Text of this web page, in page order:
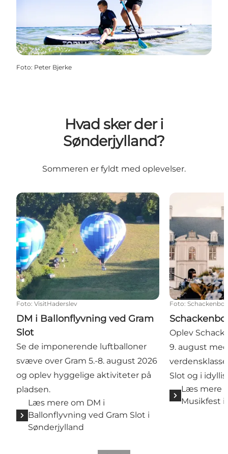
Foto: Peter Bjerke
Hvad sker der i
Sønderjylland?
Sommeren er fyldt med oplevelser.
DM i Ballonflyvning ved Gram Slot
Foto: VisitHaderslev
DM i Ballonflyvning ved Gram
Slot
Se de imponerende luftballoner
svæve over Gram 5.-8. august 2026
og oplev hyggelige aktiviteter på
pladsen.
Læs mere om DM i
Ballonflyvning ved Gram Slot i
Sønderjylland
Foto:
Oplev
9. august
Slot og i
Læs mere
Musikfest i